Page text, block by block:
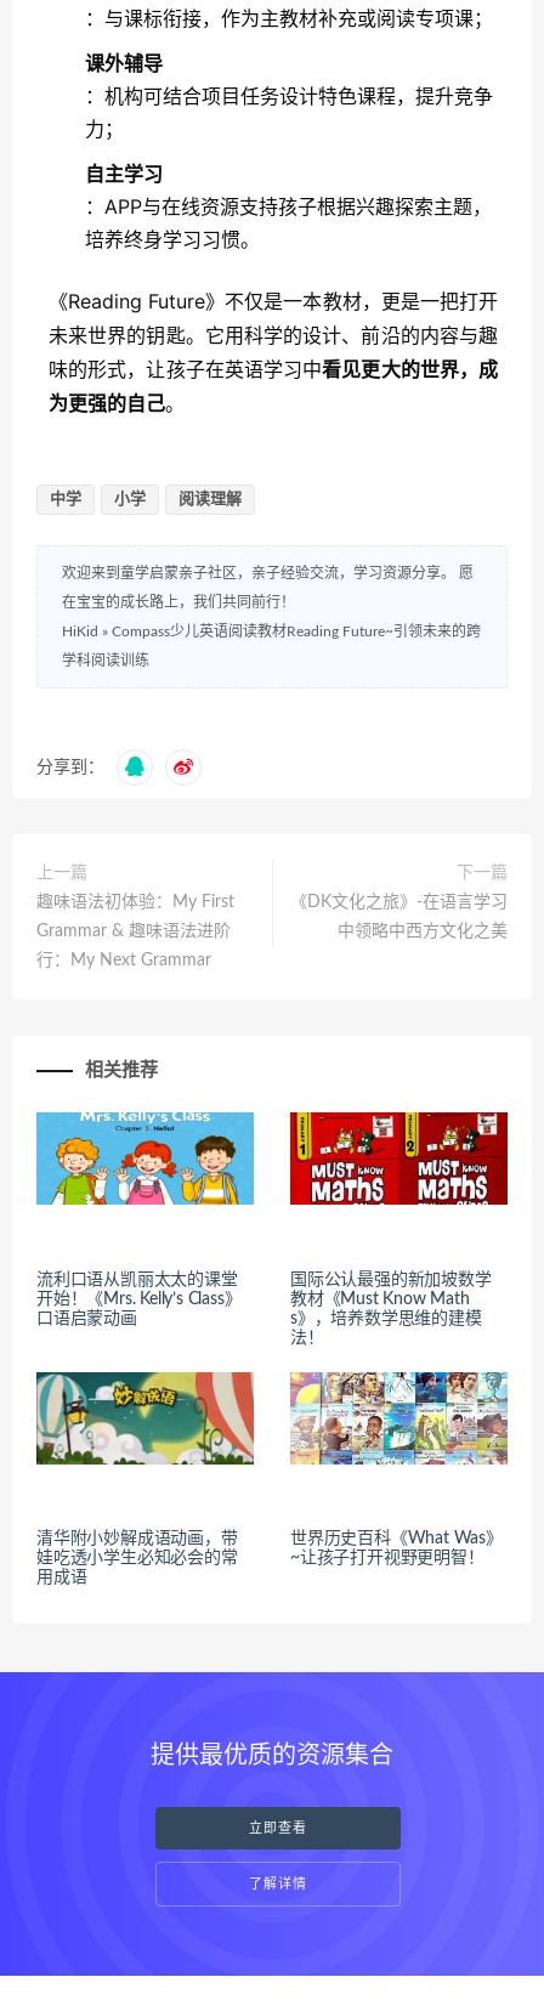
：与课标衔接，作为主教材补充或阅读专项课；
课外辅导
：机构可结合项目任务设计特色课程，提升竞争
力；
自主学习
：APP与在线资源支持孩子根据兴趣探索主题，
培养终身学习习惯。
《Reading Future》不仅是一本教材，更是一把打开
未来世界的钥匙。它用科学的设计、前沿的内容与趣
味的形式，让孩子在英语学习中看见更大的世界，成
为更强的自己。
中学 小学 阅读理解
欢迎来到童学启蒙亲子社区，亲子经验交流，学习资源分享。 愿
在宝宝的成长路上，我们共同前行！
HiKid » Compass少儿英语阅读教材Reading Future~引领未来的跨
学科阅读训练
分享到：
上一篇
趣味语法初体验：My First
Grammar & 趣味语法进阶
行：My Next Grammar
下一篇
《DK文化之旅》-在语言学习
中领略中西方文化之美
相关推荐
流利口语从凯丽太太的课堂
开始！《Mrs. Kelly’s Class​》
口语启蒙动画
国际公认最强的新加坡数学
教材《Must Know Math
s》，培养数学思维的建模
法！
清华附小妙解成语动画，带
娃吃透小学生必知必会的常
用成语
世界历史百科《What Was》
~让孩子打开视野更明智！
提供最优质的资源集合
立即查看
了解详情